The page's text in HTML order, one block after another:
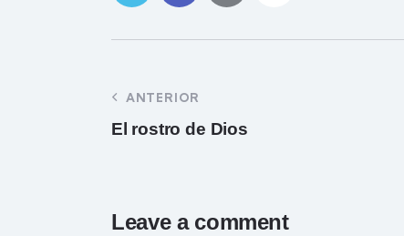
ANTERIOR
El rostro de Dios
Leave a comment